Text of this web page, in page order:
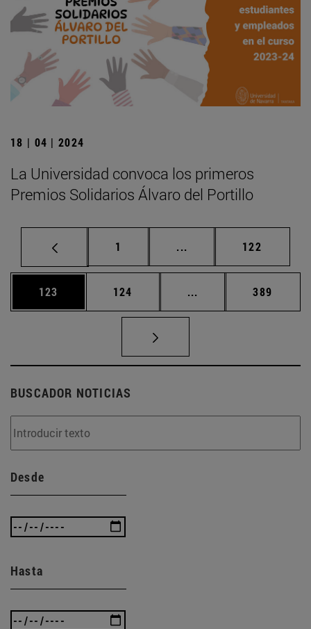
18 | 04 | 2024
La Universidad convoca los primeros
Premios Solidarios Álvaro del Portillo
Página
1 ... Páginas intermedias
Página
122
Página
123 Página
124 ... Páginas intermedias
Página
389
BUSCADOR NOTICIAS
Desde
Hasta